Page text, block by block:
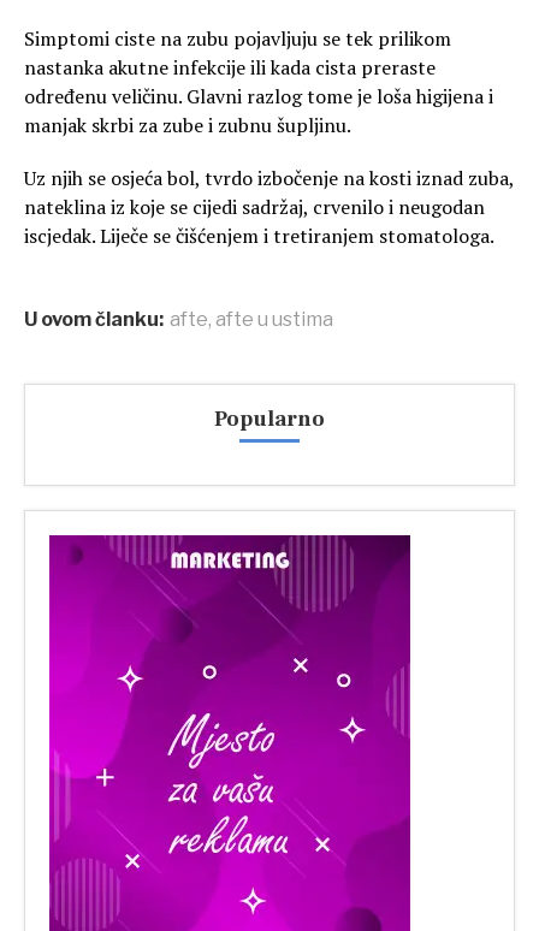
Simptomi ciste na zubu pojavljuju se tek prilikom
nastanka akutne infekcije ili kada cista preraste
određenu veličinu. Glavni razlog tome je loša higijena i
manjak skrbi za zube i zubnu šupljinu.
Uz njih se osjeća bol, tvrdo izbočenje na kosti iznad zuba,
nateklina iz koje se cijedi sadržaj, crvenilo i neugodan
iscjedak. Liječe se čišćenjem i tretiranjem stomatologa.
U ovom članku: afte, afte u ustima
Popularno